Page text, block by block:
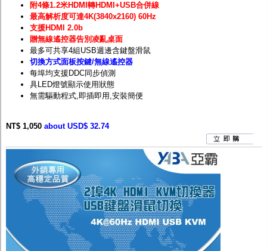
附4條1.2米HDMI轉HDMI+USB合併線
最高解析度可達4K(3840x2160) 60Hz
支援HDMI 2.0b
贈無線遙控器告別凌亂桌面
最多可共享4組USB週邊含鍵盤滑鼠
切換方式面板按鍵/無線遙控器
每埠均支援DDC同步偵測
具LED燈號顯示使用狀態
無需驅動程式,即插即用,安裝簡便
NT$ 1,050 about USD$ 32.74